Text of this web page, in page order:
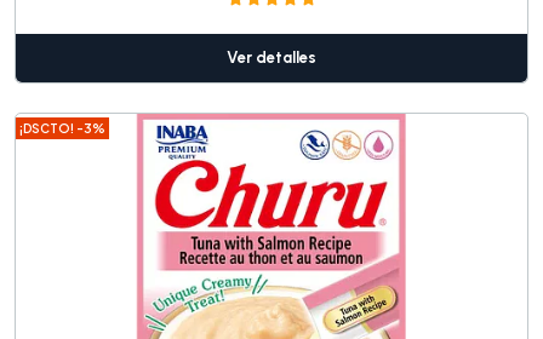
Ver detalles
¡DSCTO! -3%